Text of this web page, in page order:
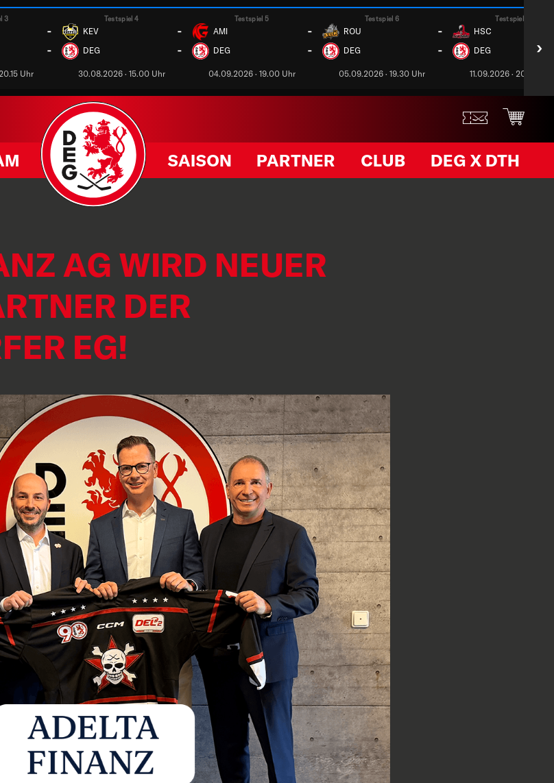
3
-
-
Uhr
Testspiel 4
KEV -
DEG -
30.08.2026 · 15.00 Uhr
Testspiel 5
AMI -
DEG -
04.09.2026 · 19.00 Uhr
Testspiel 6
ROU -
DEG -
05.09.2026 · 19.30 Uhr
Testspiel 7
HSC
DEG
11.09.2026 · 20.00 Uhr
›
SAISON PARTNER CLUB DEG X DTH
AG WIRD NEUER
DER
EG!